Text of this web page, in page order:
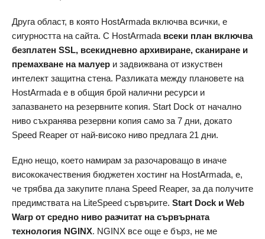
Друга област, в която HostArmada включва всички, е
сигурността на сайта. С HostArmada всеки план включва
безплатен SSL, всекидневно архивиране, сканиране и
премахване на малуер и задвижвана от изкуствен
интелект защитна стена. Разликата между плановете на
HostArmada е в общия брой налични ресурси и
запазването на резервните копия. Start Dock от начално
ниво съхранява резервни копия само за 7 дни, докато
Speed ​​Reaper от най-високо ниво предлага 21 дни.
Едно нещо, което намирам за разочароващо в иначе
висококачествения бюджетен хостинг на HostArmada, е,
че трябва да закупите плана Speed ​​Reaper, за да получите
предимствата на LiteSpeed ​​сървърите. Start Dock и Web
Warp от средно ниво разчитат на сървърната
технология NGINX. NGINX все още е бърз, не ме